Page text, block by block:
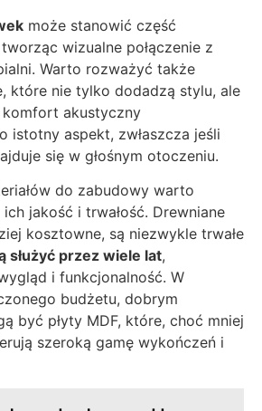
może stanowić część
wizualne połączenie z
Warto rozważyć także
które nie tylko dodadzą stylu, ale
akustyczny
istotny aspekt, zwłaszcza jeśli
się w głośnym otoczeniu.
do zabudowy warto
jakość i trwałość. Drewniane
kosztowne, są niezwykle trwałe
służyć przez wiele lat,
i funkcjonalność. W
budżetu, dobrym
być płyty MDF, które, choć mniej
szeroką gamę wykończeń i